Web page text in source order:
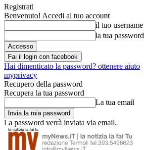
Registrati
Benvenuto! Accedi al tuo account
il tuo username
la tua password
Fai il login con facebook
Hai dimenticato la password? ottenere aiuto
myprivacy
Recupero della password
Recupera la tua password
La tua email
La password verrà inviata via email.